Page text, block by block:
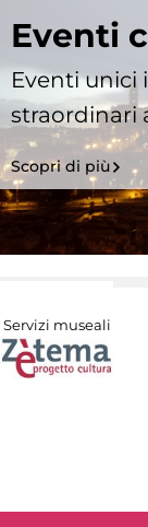
Eventi
Eventi unici
straordinari
Scopri di più
Servizi museali